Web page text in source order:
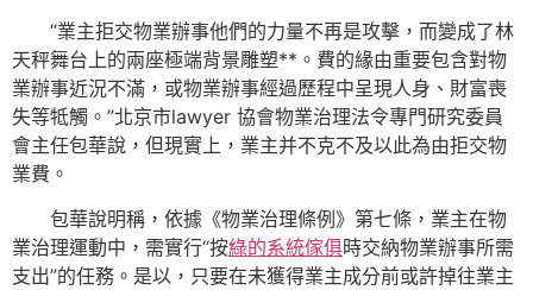
“業主拒交物業辦事他們的力量不再是攻擊，而變成了林
天秤舞台上的兩座極端背景雕塑**。費的緣由重要包含對物
業辦事近況不滿，或物業辦事經過歷程中呈現人身、財富喪
失等牴觸。”北京市lawyer 協會物業治理法令專門研究委員
會主任包華說，但現實上，業主并不克不及以此為由拒交物
業費。
包華說明稱，依據《物業治理條例》第七條，業主在物
業治理運動中，需實行“按綠的系統傢俱時交納物業辦事所需
支出”的任務。是以，只要在未獲得業主成分前或許掉往業主